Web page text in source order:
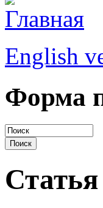
English
Форма
Статья